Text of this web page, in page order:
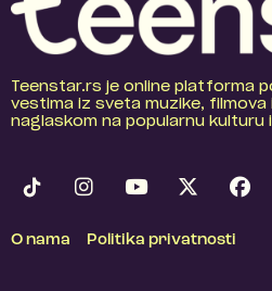
Teenstar.rs je online platforma
vestima iz sveta muzike, filmova
naglaskom na popularnu kulturu
O nama Politika privatnosti